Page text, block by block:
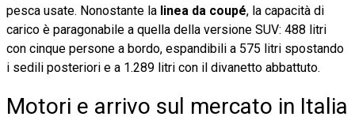
pesca usate. Nonostante la linea da coupé, la capacità di
carico è paragonabile a quella della versione SUV: 488 litri
con cinque persone a bordo, espandibili a 575 litri spostando
i sedili posteriori e a 1.289 litri con il divanetto abbattuto.
Motori e arrivo sul mercato in Italia